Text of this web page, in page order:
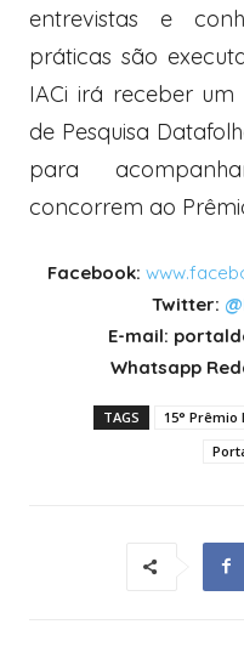
entrevistas e
práticas são
IACi irá receber
de Pesquisa
para
concorrem ao
Facebook:
Twitter:
E-mail:
Whatsapp
TAGS 15° Prêmio